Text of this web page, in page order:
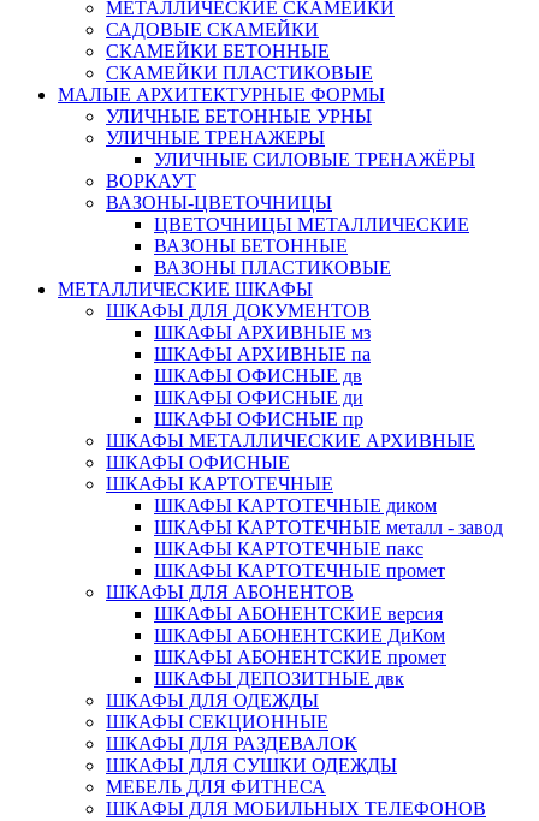
МЕТАЛЛИЧЕСКИЕ СКАМЕЙКИ
САДОВЫЕ СКАМЕЙКИ
СКАМЕЙКИ БЕТОННЫЕ
СКАМЕЙКИ ПЛАСТИКОВЫЕ
МАЛЫЕ АРХИТЕКТУРНЫЕ ФОРМЫ
УЛИЧНЫЕ БЕТОННЫЕ УРНЫ
УЛИЧНЫЕ ТРЕНАЖЕРЫ
УЛИЧНЫЕ СИЛОВЫЕ ТРЕНАЖЁРЫ
ВОРКАУТ
ВАЗОНЫ-ЦВЕТОЧНИЦЫ
ЦВЕТОЧНИЦЫ МЕТАЛЛИЧЕСКИЕ
ВАЗОНЫ БЕТОННЫЕ
ВАЗОНЫ ПЛАСТИКОВЫЕ
МЕТАЛЛИЧЕСКИЕ ШКАФЫ
ШКАФЫ ДЛЯ ДОКУМЕНТОВ
ШКАФЫ АРХИВНЫЕ мз
ШКАФЫ АРХИВНЫЕ па
ШКАФЫ ОФИСНЫЕ дв
ШКАФЫ ОФИСНЫЕ ди
ШКАФЫ ОФИСНЫЕ пр
ШКАФЫ МЕТАЛЛИЧЕСКИЕ АРХИВНЫЕ
ШКАФЫ ОФИСНЫЕ
ШКАФЫ КАРТОТЕЧНЫЕ
ШКАФЫ КАРТОТЕЧНЫЕ диком
ШКАФЫ КАРТОТЕЧНЫЕ металл - завод
ШКАФЫ КАРТОТЕЧНЫЕ пакс
ШКАФЫ КАРТОТЕЧНЫЕ промет
ШКАФЫ ДЛЯ АБОНЕНТОВ
ШКАФЫ АБОНЕНТСКИЕ версия
ШКАФЫ АБОНЕНТСКИЕ ДиКом
ШКАФЫ АБОНЕНТСКИЕ промет
ШКАФЫ ДЕПОЗИТНЫЕ двк
ШКАФЫ ДЛЯ ОДЕЖДЫ
ШКАФЫ СЕКЦИОННЫЕ
ШКАФЫ ДЛЯ РАЗДЕВАЛОК
ШКАФЫ ДЛЯ СУШКИ ОДЕЖДЫ
МЕБЕЛЬ ДЛЯ ФИТНЕСА
ШКАФЫ ДЛЯ МОБИЛЬНЫХ ТЕЛЕФОНОВ